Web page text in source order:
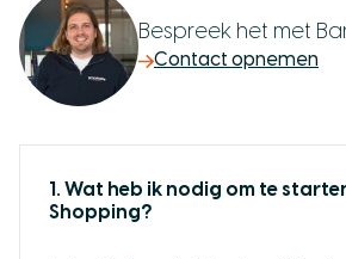
Bespreek het met
Contact opnemen
1. Wat heb ik nodig om te
Shopping?